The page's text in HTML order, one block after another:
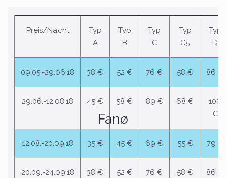
Fanø
Preis/Nacht
Typ
A
Typ
B
Typ
C
Typ
C5
Typ
D
09.05.-29.06.18 38 € 52 € 76 € 58 € 86 €
29.06.-12.08.18 45 € 58 € 89 € 68 €
106
€
12.08.-20.09.18 35 € 45 € 69 € 55 € 79 €
20.09.-24.09.18 38 € 52 € 76 € 58 € 86 €